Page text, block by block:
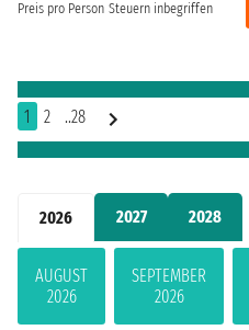
2026 2027 2028
AUGUST
2026
SEPTEMBER
2026
Preis pro Person Steuern inbegriffen
1 2 ..28